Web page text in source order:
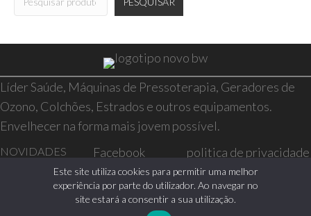
Líder Saúde, Máquinas de Pressoterapia, Geradores de
Ozono, Colchões, Estrados e outros equipamentos.
Envelhecer na forma mais jovem possível.
NOVIDADES
SAÚDE E BEM-
Facebook
Instagram
politica de privacidade
resolução de conflitos
livro de reclamações
Este site utiliza cookies para permitir uma melhor
experiência por parte do utilizador. Ao navegar no
site estará a consentir a sua utilização.